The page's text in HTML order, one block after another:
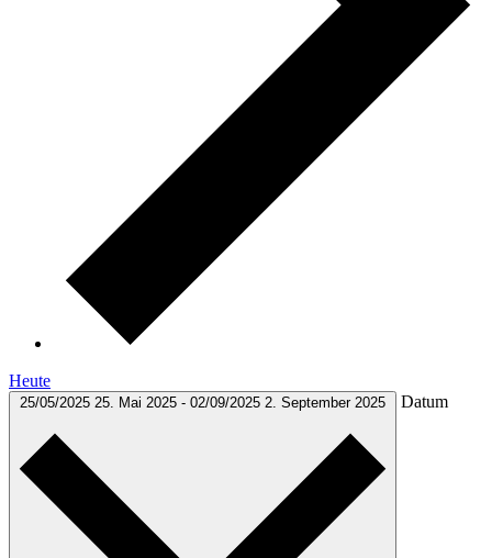
Heute
25/05/2025 25. Mai 2025 - 02/09/2025 2. September 2025 Datum